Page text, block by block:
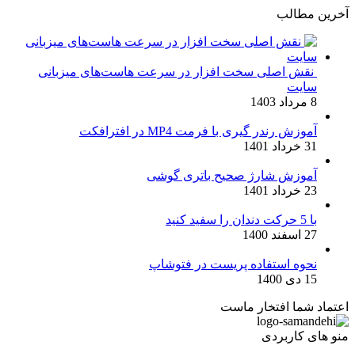
آخرین مطالب
نقش اصلی سخت افزار در سرعت هاست‌های میزبانی
سایت
8 مرداد 1403
آموزش رندر گیری با فرمت MP4 در افترافکت
31 خرداد 1401
آموزش شارژ صحیح باتری گوشی
23 خرداد 1401
با 5 حرکت دندان را سفید کنید
27 اسفند 1400
نحوه استفاده پریست در فتوشاپ
15 دی 1400
اعتماد شما افتخار ماست
منو های کاربردی